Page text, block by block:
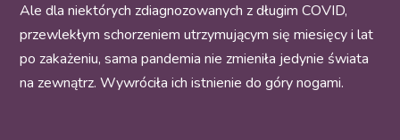
Ale dla niektórych zdiagnozowanych z długim COVID,
przewlekłym schorzeniem utrzymującym się miesięcy i lat
po zakażeniu, sama pandemia nie zmieniła jedynie świata
na zewnątrz. Wywróciła ich istnienie do góry nogami.